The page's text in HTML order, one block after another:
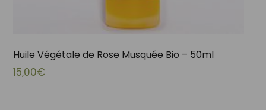
Huile Végétale de Rose Musquée Bio – 50ml
15,00€